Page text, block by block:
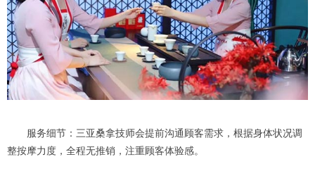
服务细节：三亚桑拿技师会提前沟通顾客需求，根据身体状况调
整按摩力度，全程无推销，注重顾客体验感。